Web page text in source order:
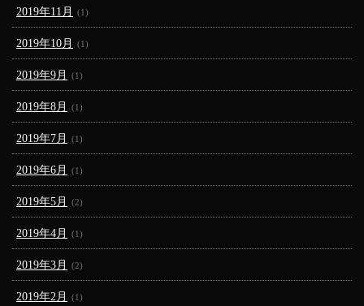
2019年11月 (1)
2019年10月 (1)
2019年9月 (1)
2019年8月 (1)
2019年7月 (1)
2019年6月 (1)
2019年5月 (2)
2019年4月 (1)
2019年3月 (2)
2019年2月 (1)